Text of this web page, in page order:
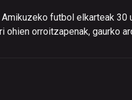
Amikuzeko futbol elkarteak 30
ohien orroitzapenak, gaurko